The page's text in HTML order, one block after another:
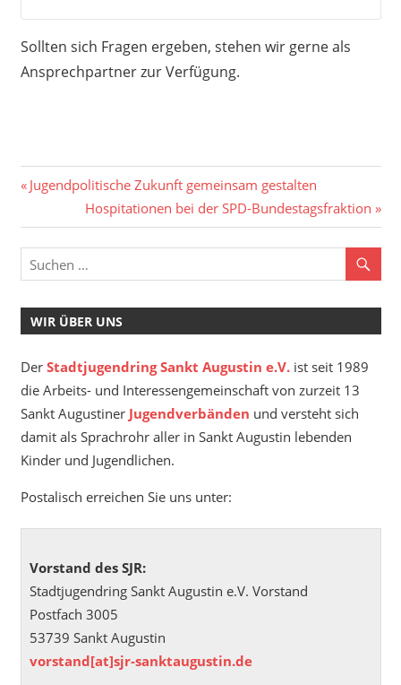
Sollten sich Fragen ergeben, stehen wir gerne als
Ansprechpartner zur Verfügung.
Beitragsnavigation
Vorheriger
Jugendpolitische Zukunft gemeinsam gestalten
Nächster
Beitrag:
Hospitationen bei der SPD-Bundestagsfraktion
WIR ÜBER UNS
Der Stadtjugendring Sankt Augustin e.V.ist seit 1989
die Arbeits- und Interessengemeinschaft von zurzeit 13
Sankt Augustiner Jugendverbänden und versteht sich
damit als Sprachrohr aller in Sankt Augustin lebenden
Kinder und Jugendlichen.
Postalisch erreichen Sie uns unter:
Vorstand des SJR:
Stadtjugendring Sankt Augustin e.V. Vorstand
Postfach 3005
53739 Sankt Augustin
vorstand[at]sjr-sanktaugustin.de